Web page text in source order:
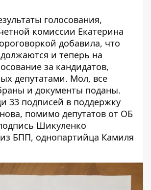
голосования,
комиссии Екатерина
добавила, что
и теперь на
за кандидатов,
депутатами. Мол, все
и документы поданы.
33 подписей в поддержку
помимо депутатов от ОБ
Шикуленко
БПП, однопартийца Камиля